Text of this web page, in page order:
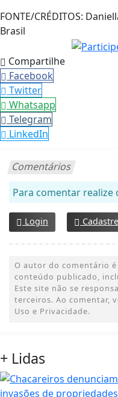
FONTE/CRÉDITOS:
Brasil
Compartilhe
Facebook
Twitter
Whatsapp
Telegram
LinkedIn
Comentários
Para comentar realize
Login
O autor do comentário
conteúdo publicado,
Este site não se
terceiros. Ao comentar,
Uso e Privacidade.
+ Lidas